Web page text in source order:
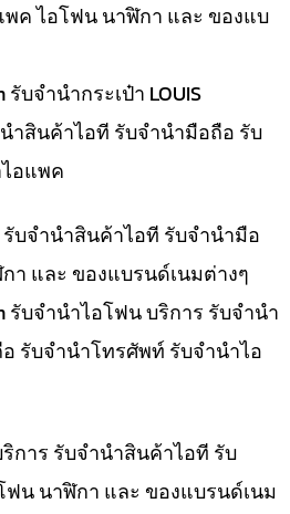
ค ไอโฟน นาฬิกา และ ของแบ
บจำนำกระเป๋า LOUIS
นำสินค้าไอที รับจำนำมือถือ รับ
อแพค
บจำนำสินค้าไอที รับจำนำมือ
า และ ของแบรนด์เนมต่างๆ
บจำนำไอโฟน บริการ รับจำนำ
รับจำนำโทรศัพท์ รับจำนำไอ
การ รับจำนำสินค้าไอที รับ
น นาฬิกา และ ของแบรนด์เนม